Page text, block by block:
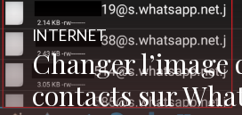
Changer l’image
contacts sur
INTERNET